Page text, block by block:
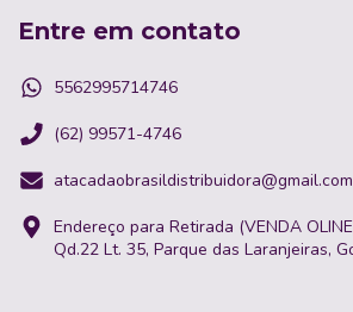
Entre em contato
5562995714746
(62) 99571-4746
atacadaobrasildistribuidora@gmail.com
Endereço para Retirada (VENDA
Qd.22 Lt. 35, Parque das Laranjeiras,